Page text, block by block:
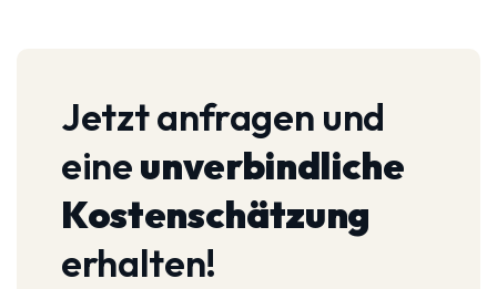
Jetzt anfragen und
eineunverbindliche
Kostenschätzung
erhalten!